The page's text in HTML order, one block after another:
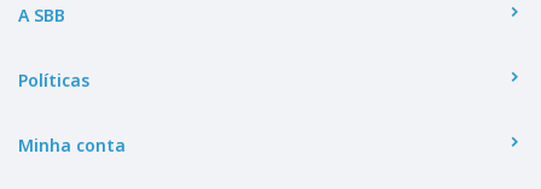
A SBB
Políticas
Minha conta